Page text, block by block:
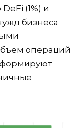
(1%) и
бизнеса
операций